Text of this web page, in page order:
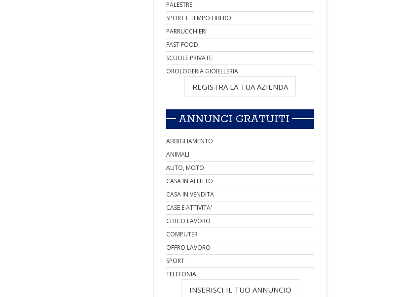
PALESTRE
SPORT E TEMPO LIBERO
PARRUCCHIERI
FAST FOOD
SCUOLE PRIVATE
OROLOGERIA GIOIELLERIA
REGISTRA LA TUA AZIENDA
ANNUNCI GRATUITI
ABBIGLIAMENTO
ANIMALI
AUTO, MOTO
CASA IN AFFITTO
CASA IN VENDITA
CASE E ATTIVITA'
CERCO LAVORO
COMPUTER
OFFRO LAVORO
SPORT
TELEFONIA
INSERISCI IL TUO ANNUNCIO